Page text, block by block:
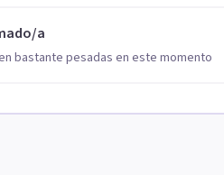
a
bastante pesadas en este momento